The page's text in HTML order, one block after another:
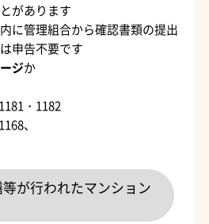
があります
に管理組合から確認書類の提出
申告不要です
ジか
・1182
、
が行われたマンション